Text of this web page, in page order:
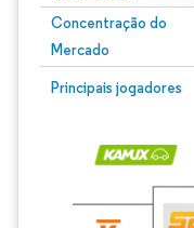
Concentração do
Mercado
Principais jogadores
Imagem © Mordor